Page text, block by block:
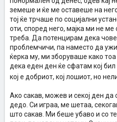
земеше и ќе ме оставеше на
тој ќе трчаше по социјални
оти, според него, мајка ми не
треба. Да потенцирам дека
проблемчичи, па наместо да
ќерка му, ми зборуваше како тоа
дека еден ден ќе сфатам кој бил
кој е добриот, кој лошиот, но
Ако сакав, можев и секој ден да
дедо. Си играа, ме шетаа,
што сакав. Ми беше убаво и со